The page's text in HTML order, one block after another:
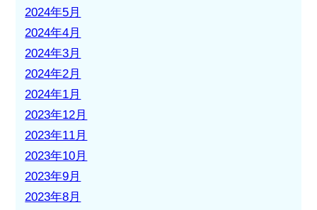
2024年5月
2024年4月
2024年3月
2024年2月
2024年1月
2023年12月
2023年11月
2023年10月
2023年9月
2023年8月